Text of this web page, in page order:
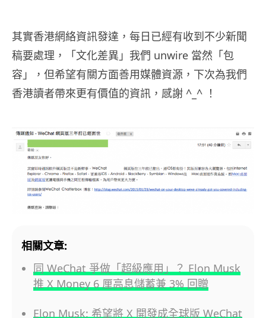
其實香港網絡資訊發達，每日已經有收到不少新聞
稿要處理，「文化差異」我們 unwire 當然「包
容」，但希望有關方面善用媒體資源，下次為我們
香港讀者帶來更有價值的資訊，感謝 ^_^ ！
相關文章:
同 WeChat 爭做「超級應用」？ Elon Musk
推 X Money 6 厘高息儲蓄兼 3% 回贈
Elon Musk: 希望將 X 開發成全球版 WeChat